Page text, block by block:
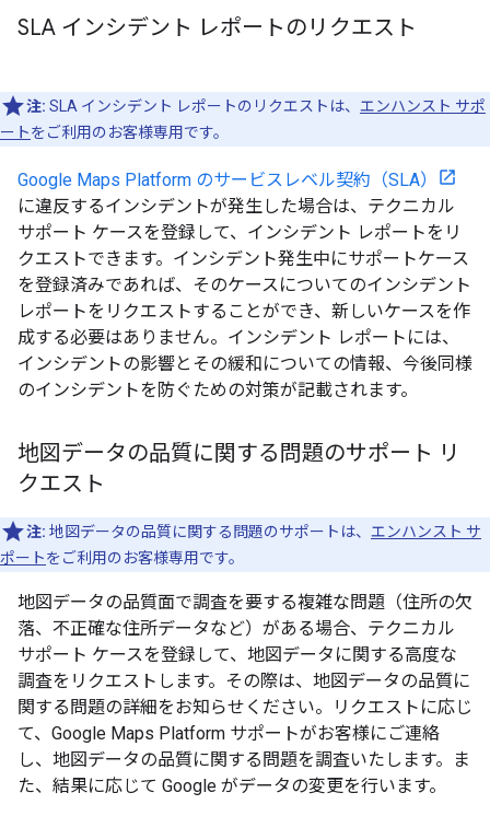
SLA インシデント レポートのリクエスト
注: SLA インシデント レポートのリクエストは、 エンハンスト サポ
ートをご利用のお客様専用です。
Google Maps Platform のサービスレベル契約（SLA）
に違反するインシデントが発生した場合は、テクニカル
サポート ケースを登録して、インシデント レポートをリ
クエストできます。インシデント発生中にサポートケース
を登録済みであれば、そのケースについてのインシデント
レポートをリクエストすることができ、新しいケースを作
成する必要はありません。インシデント レポートには、
インシデントの影響とその緩和についての情報、今後同様
のインシデントを防ぐための対策が記載されます。
地図データの品質に関する問題のサポート リ
クエスト
注: 地図データの品質に関する問題のサポートは、 エンハンスト サ
ポートをご利用のお客様専用です。
地図データの品質面で調査を要する複雑な問題（住所の欠
落、不正確な住所データなど）がある場合、テクニカル
サポート ケースを登録して、地図データに関する高度な
調査をリクエストします。その際は、地図データの品質に
関する問題の詳細をお知らせください。リクエストに応じ
て、Google Maps Platform サポートがお客様にご連絡
し、地図データの品質に関する問題を調査いたします。ま
た、結果に応じて Google がデータの変更を行います。